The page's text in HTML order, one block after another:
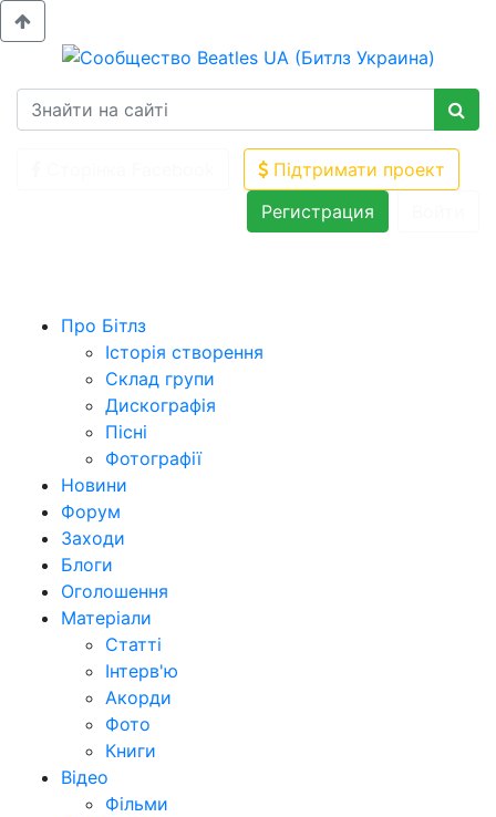
Підтримати проект
Регистрация
Про Бітлз
Історія створення
Склад групи
Дискографія
Пісні
Фотографії
Новини
Форум
Заходи
Блоги
Оголошення
Матеріали
Статті
Інтерв'ю
Акорди
Фото
Книги
Відео
Фільми